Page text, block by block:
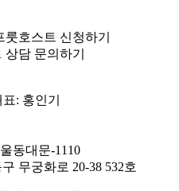
룻호스트 신청하기
상담 문의하기
: 홍인기
동대문-1110
무궁화로 20-38 532호